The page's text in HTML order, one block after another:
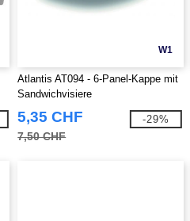
W1
Atlantis AT094 - 6-Panel-Kappe mit
Sandwichvisiere
5,35 CHF
7,50 CHF
-29%